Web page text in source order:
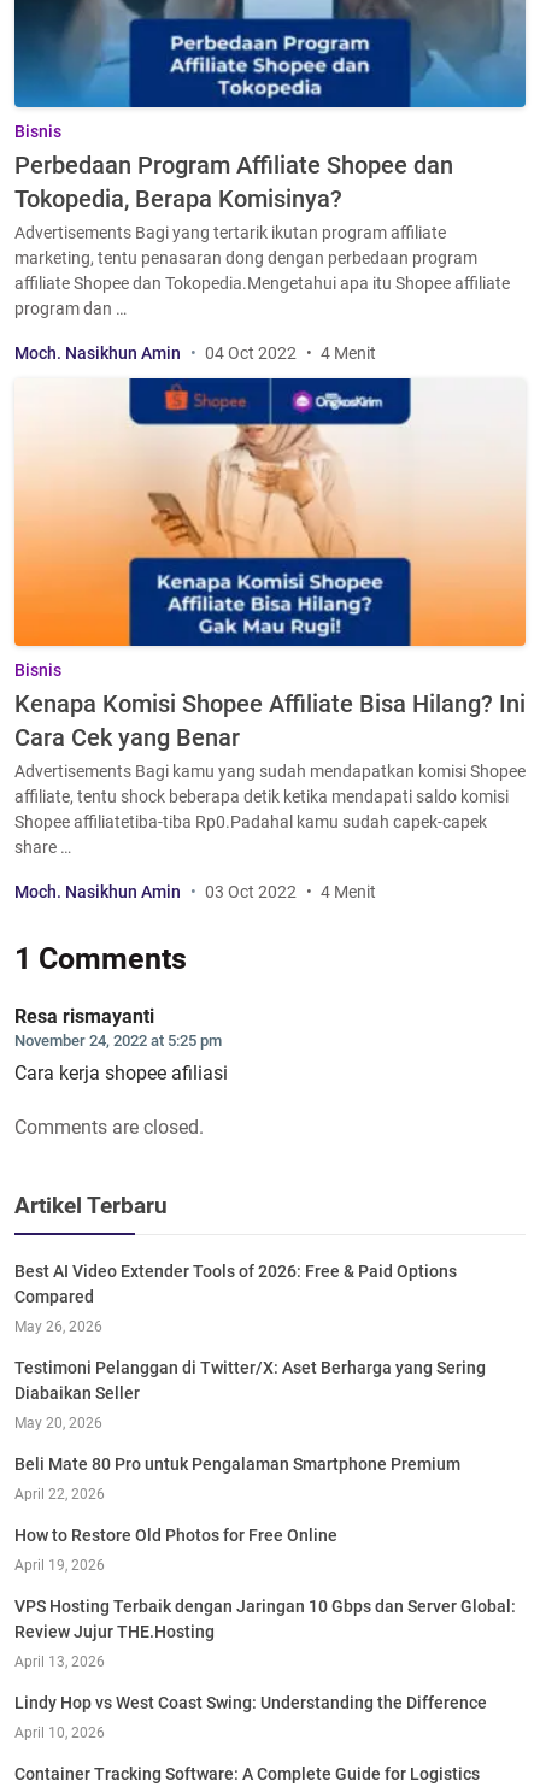
Bisnis
Perbedaan Program Affiliate Shopee dan
Tokopedia, Berapa Komisinya?
Advertisements Bagi yang tertarik ikutan program affiliate
marketing, tentu penasaran dong dengan perbedaan program
affiliate Shopee dan Tokopedia.Mengetahui apa itu Shopee affiliate
program dan …
Moch. Nasikhun Amin 04 Oct 2022 4 Menit
Bisnis
Kenapa Komisi Shopee Affiliate Bisa Hilang? Ini
Cara Cek yang Benar
Advertisements Bagi kamu yang sudah mendapatkan komisi Shopee
affiliate, tentu shock beberapa detik ketika mendapati saldo komisi
Shopee affiliatetiba-tiba Rp0.Padahal kamu sudah capek-capek
share …
Moch. Nasikhun Amin 03 Oct 2022 4 Menit
1 Comments
Resa rismayanti
November 24, 2022 at 5:25 pm
Cara kerja shopee afiliasi
Comments are closed.
Artikel Terbaru
Best AI Video Extender Tools of 2026: Free & Paid Options
Compared
May 26, 2026
Testimoni Pelanggan di Twitter/X: Aset Berharga yang Sering
Diabaikan Seller
May 20, 2026
Beli Mate 80 Pro untuk Pengalaman Smartphone Premium
April 22, 2026
How to Restore Old Photos for Free Online
April 19, 2026
VPS Hosting Terbaik dengan Jaringan 10 Gbps dan Server Global:
Review Jujur THE.Hosting
April 13, 2026
Lindy Hop vs West Coast Swing: Understanding the Difference
April 10, 2026
Container Tracking Software: A Complete Guide for Logistics